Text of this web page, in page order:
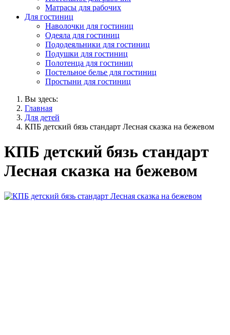
Матрасы для рабочих
Для гостиниц
Наволочки для гостиниц
Одеяла для гостиниц
Пододеяльники для гостиниц
Подушки для гостиниц
Полотенца для гостиниц
Постельное белье для гостиниц
Простыни для гостиниц
Вы здесь:
Главная
Для детей
КПБ детский бязь стандарт Лесная сказка на бежевом
КПБ детский бязь стандарт
Лесная сказка на бежевом